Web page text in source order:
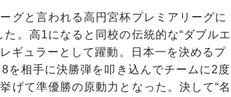
グと言われる高円宮杯プレミアリーグに
。高1になると同校の伝統的な“ダブルエ
ギュラーとして躍動。日本一を決めるプ
を相手に決勝弾を叩き込んでチームに2度
げて準優勝の原動力となった。決して“名